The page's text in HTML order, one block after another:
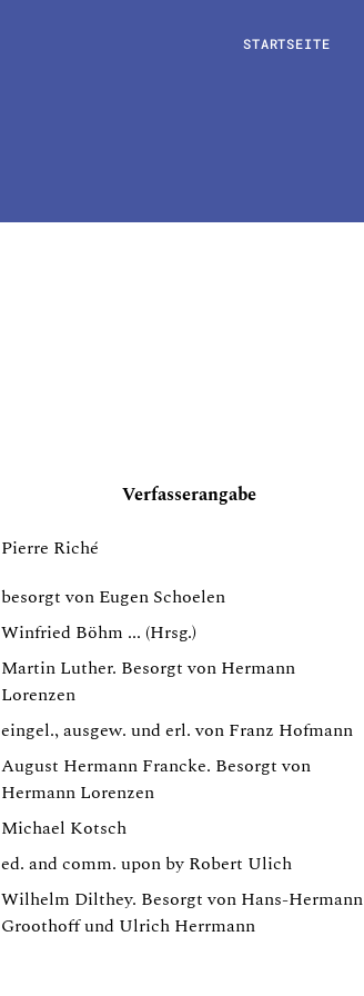
STARTSEITE
Verfasserangabe
Pierre Riché
besorgt von Eugen Schoelen
Winfried Böhm ... (Hrsg.)
Martin Luther. Besorgt von Hermann
Lorenzen
eingel., ausgew. und erl. von Franz Hofmann
August Hermann Francke. Besorgt von
Hermann Lorenzen
Michael Kotsch
ed. and comm. upon by Robert Ulich
Wilhelm Dilthey. Besorgt von Hans-Hermann
Groothoff und Ulrich Herrmann